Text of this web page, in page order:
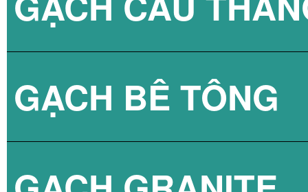
GẠCH LÁT VỈA
GẠCH BÊ TÔNG